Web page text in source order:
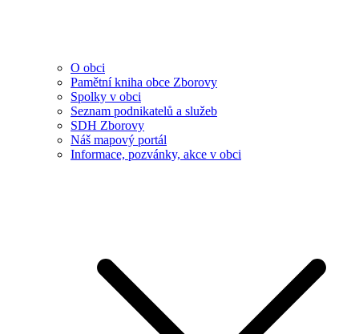
O obci
Pamětní kniha obce Zborovy
Spolky v obci
Seznam podnikatelů a služeb
SDH Zborovy
Náš mapový portál
Informace, pozvánky, akce v obci